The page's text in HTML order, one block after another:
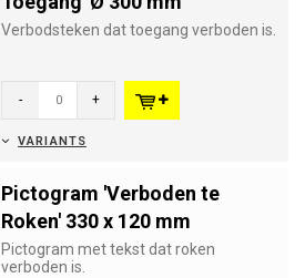
Verbodsteken dat toegang verboden is.
- +
VARIANTS
Pictogram 'Verboden te
Roken' 330 x 120 mm
Pictogram met tekst dat roken
verboden is.